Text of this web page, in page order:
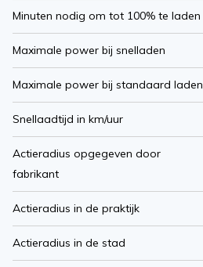
Minuten nodig om tot 100% te laden
Maximale power bij snelladen
Maximale power bij standaard laden
Snellaadtijd in km/uur
Actieradius opgegeven door
fabrikant
Actieradius in de praktijk
Actieradius in de stad